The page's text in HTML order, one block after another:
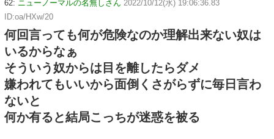
62: ニューノーマルの名無しさん 2022/10/12(水) 19:06:36.83
ID:oa/HXw/20
何回言っても何が危険なのか理解出来ない奴は
いるからなぁ
そういう奴からは目を離したらダメ
嫌われてもいいから面倒くさがらずに毎日言わ
ないと
何か有ると結局こっちが迷惑を被る